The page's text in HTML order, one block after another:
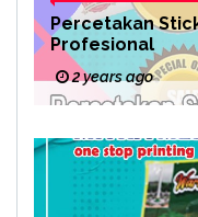
Percetakan
Profesional
2 years ago